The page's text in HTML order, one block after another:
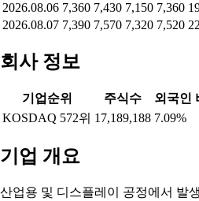
2026.08.06 7,360 7,430 7,150 7,360
2026.08.07 7,390 7,570 7,320 7,520
회사 정보
기업순위 주식수 외국인
KOSDAQ 572위 17,189,188 7.09%
기업 개요
산업용 및 디스플레이 공정에서 발